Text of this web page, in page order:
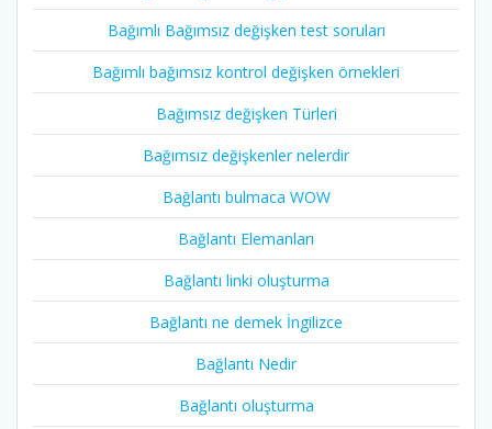
Bağımlı Bağımsız değişken test soruları
Bağımlı bağımsız kontrol değişken örnekleri
Bağımsız değişken Türleri
Bağımsız değişkenler nelerdir
Bağlantı bulmaca WOW
Bağlantı Elemanları
Bağlantı linki oluşturma
Bağlantı ne demek İngilizce
Bağlantı Nedir
Bağlantı oluşturma